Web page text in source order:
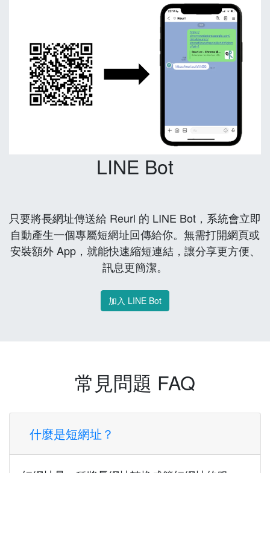
LINE Bot
只要將長網址傳送給 Reurl 的 LINE Bot，系統會立即
自動產生一個專屬短網址回傳給你。無需打開網頁或
安裝額外 App，就能快速縮短連結，讓分享更方便、
訊息更簡潔。
加入 LINE Bot
常見問題 FAQ
什麼是短網址？
短網址是一種將長網址轉換成簡短網址的服